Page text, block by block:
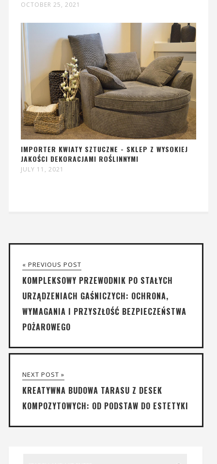
OCTOBER 25, 2021
IMPORTER KWIATY SZTUCZNE - SKLEP Z WYSOKIEJ
JAKOŚCI DEKORACJAMI ROŚLINNYMI
JULY 11, 2021
« PREVIOUS POST
KOMPLEKSOWY PRZEWODNIK PO STAŁYCH
URZĄDZENIACH GAŚNICZYCH: OCHRONA,
WYMAGANIA I PRZYSZŁOŚĆ BEZPIECZEŃSTWA
POŻAROWEGO
NEXT POST »
KREATYWNA BUDOWA TARASU Z DESEK
KOMPOZYTOWYCH: OD PODSTAW DO ESTETYKI